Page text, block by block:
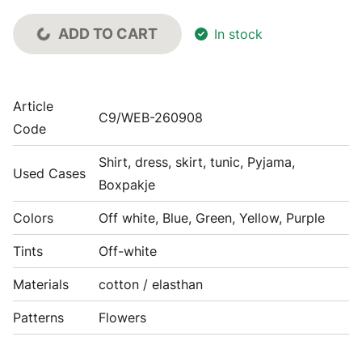
ADD TO CART In stock
Article
Code
C9/WEB-260908
Used Cases
Shirt, dress, skirt, tunic, Pyjama,
Boxpakje
Colors Off white, Blue, Green, Yellow, Purple
Tints Off-white
Materials cotton / elasthan
Patterns Flowers